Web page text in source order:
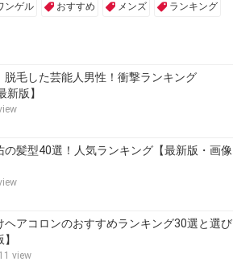
ンゲル おすすめ メンズ ランキング
脱毛した芸能人男性！衝撃ランキング
新版】
の髪型40選！人気ランキング【最新版・画像
ヘアコロンのおすすめランキング30選と選び
view